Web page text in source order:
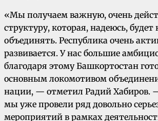
«Мы получаем важную, очень
структуру, которая, надеюсь,
объединять. Республика очень
развивается. У нас большие
благодаря этому Башкортостан
основным локомотивом
нации, — отметил Радий Хабиров.
мы уже провели ряд довольно
мероприятий в рамках